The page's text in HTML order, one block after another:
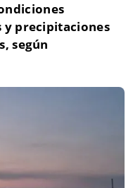
y precipitaciones
según